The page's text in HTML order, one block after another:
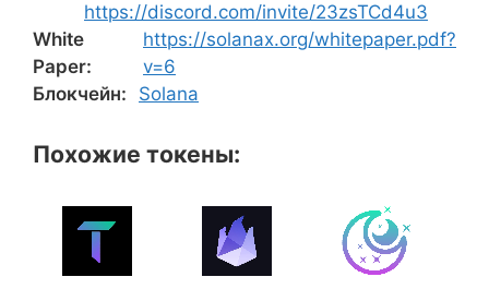
https://discord.com/invite/23zsTCd4u3
White
Paper:
https://solanax.org/whitepaper.pdf?
v=6
Блокчейн:
Solana
Похожие токены: